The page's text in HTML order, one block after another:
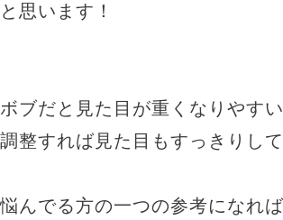
と思います！
ボブだと見た目が重くなりやす
調整すれば見た目もすっきりし
悩んでる方の一つの参考になれ